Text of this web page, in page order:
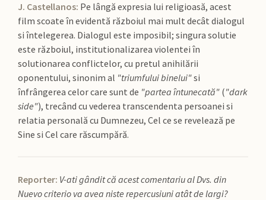
J. Castellanos: Pe lângă expresia lui religioasă, acest
film scoate în evidentă războiul mai mult decât dialogul
si întelegerea. Dialogul este imposibil; singura solutie
este războiul, institutionalizarea violentei în
solutionarea conflictelor, cu pretul anihilării
oponentului, sinonim al "triumfului binelui"si
înfrângerea celor care sunt de "partea întunecată" ("dark
side"), trecând cu vederea transcendenta persoanei si
relatia personală cu Dumnezeu, Cel ce se revelează pe
Sine si Cel care răscumpără.
Reporter: V-ati gândit că acest comentariu al Dvs. din
Nuevo criterio va avea niste repercusiuni atât de largi?